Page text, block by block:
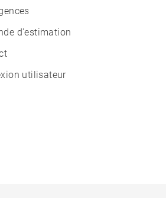
d'estimation
utilisateur